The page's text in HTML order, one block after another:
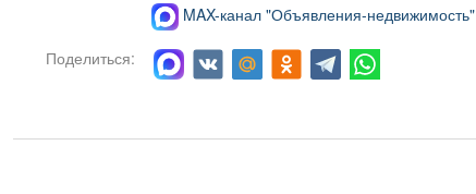
MAX-канал "Объявления-недвижимость"
Поделиться: